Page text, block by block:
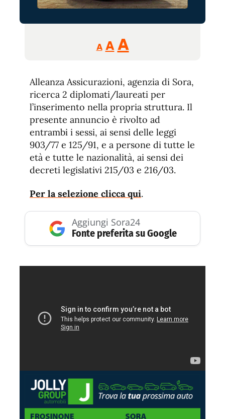
A
Reducir
tamaño
A Restablecer
de
fuente
AAumentar
de
fuente.
Alleanza Assicurazioni, agenzia di Sora,
ricerca 2 diplomati/laureati per
l’inserimento nella propria struttura. Il
presente annuncio è rivolto ad
entrambi i sessi, ai sensi delle leggi
903/77 e 125/91, e a persone di tutte le
età e tutte le nazionalità, ai sensi dei
decreti legislativi 215/03 e 216/03.
Per la selezione clicca qui.
Aggiungi Sora24
Fonte preferita su Google